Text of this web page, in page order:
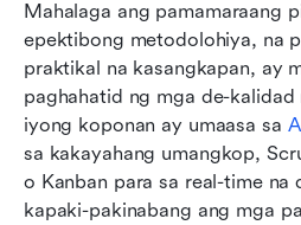
Mahalaga ang pamamaraang
epektibong metodolohiya, na
praktikal na kasangkapan, ay
paghahatid ng mga de-kalidad
iyong koponan ay umaasa sa
sa kakayahang umangkop,
o Kanban para sa real-time na
kapaki-pakinabang ang mga